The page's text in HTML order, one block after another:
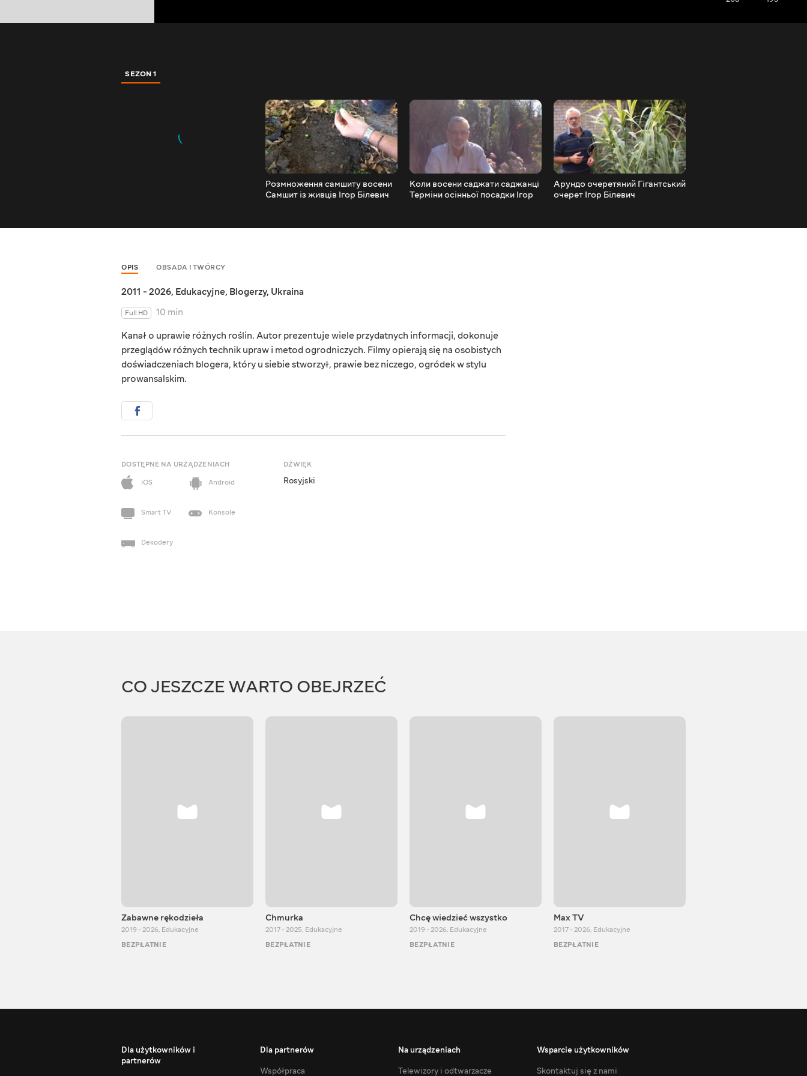
SEZON 1
Розмноження самшиту восени
Самшит із живців Ігор Білевич
Коли восени саджати саджанці
Терміни осінньої посадки Ігор
Арундо очеретяний Гігантський
очерет Ігор Білевич
OPIS OBSADA I TWÓRCY
2011 - 2026, Edukacyjne, Blogerzy, Ukraina
Full HD
10 min
Kanał o uprawie różnych roślin. Autor prezentuje wiele przydatnych informacji, dokonuje
przeglądów różnych technik upraw i metod ogrodniczych. Filmy opierają się na osobistych
doświadczeniach blogera, który u siebie stworzył, prawie bez niczego, ogródek w stylu
prowansalskim.
DOSTĘPNE NA URZĄDZENIACH
iOS
Android
Smart TV Konsole
Dekodery
DŹWIĘK
Rosyjski
CO JESZCZE WARTO OBEJRZEĆ
Zabawne rękodzieła
2019 - 2026, Edukacyjne
BEZPŁATNIE
Chmurka
2017 - 2025, Edukacyjne
BEZPŁATNIE
Chcę wiedzieć wszystko
2019 - 2026, Edukacyjne
BEZPŁATNIE
Max TV
2017 - 2026, Edukacyjne
BEZPŁATNIE
Dla użytkowników i
partnerów
Dla partnerów
Współpraca
Na urządzeniach
Telewizory i odtwarzacze
Wsparcie użytkowników
Skontaktuj się z nami